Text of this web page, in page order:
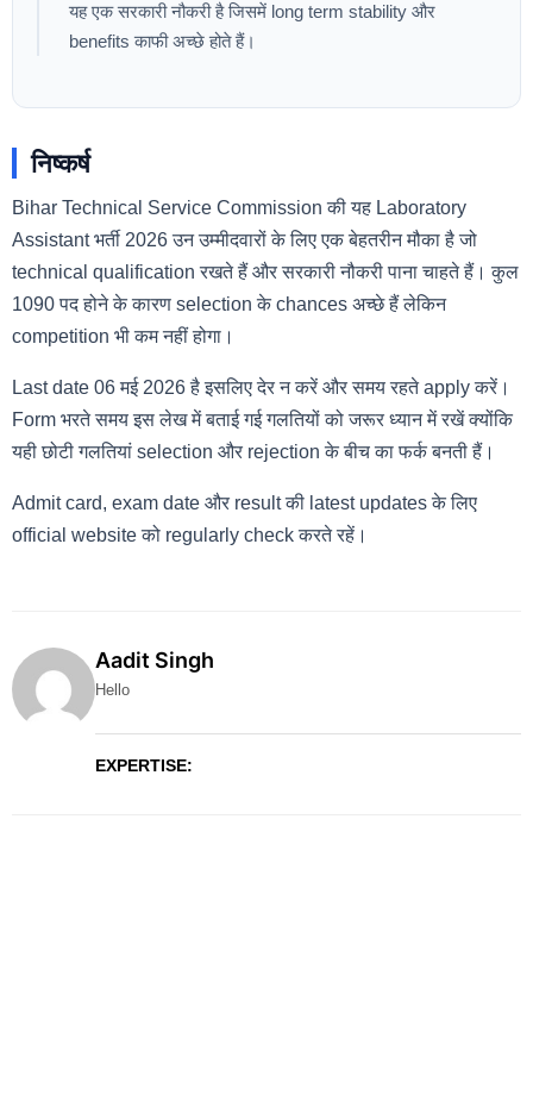
यह एक सरकारी नौकरी है जिसमें long term stability और
benefits काफी अच्छे होते हैं।
निष्कर्ष
Bihar Technical Service Commission की यह Laboratory
Assistant भर्ती 2026 उन उम्मीदवारों के लिए एक बेहतरीन मौका है जो
technical qualification रखते हैं और सरकारी नौकरी पाना चाहते हैं। कुल
1090 पद होने के कारण selection के chances अच्छे हैं लेकिन
competition भी कम नहीं होगा।
Last date 06 मई 2026 है इसलिए देर न करें और समय रहते apply करें।
Form भरते समय इस लेख में बताई गई गलतियों को जरूर ध्यान में रखें क्योंकि
यही छोटी गलतियां selection और rejection के बीच का फर्क बनती हैं।
Admit card, exam date और result की latest updates के लिए
official website को regularly check करते रहें।
Aadit Singh
Hello
EXPERTISE: